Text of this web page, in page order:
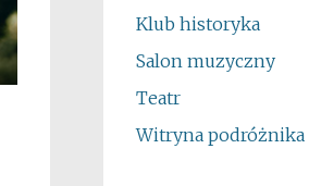
Klub historyka
Salon muzyczny
Teatr
Witryna podróżnika